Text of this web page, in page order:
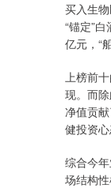
买入生
“锚定”
亿元，“
上榜前
现。而
净值贡
健投资
综合今
场结构性